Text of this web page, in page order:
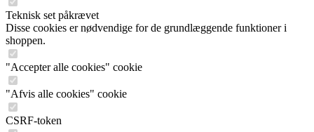
Teknisk set påkrævet
Disse cookies er nødvendige for de grundlæggende funktioner i
shoppen.
"Accepter alle cookies" cookie
"Afvis alle cookies" cookie
CSRF-token